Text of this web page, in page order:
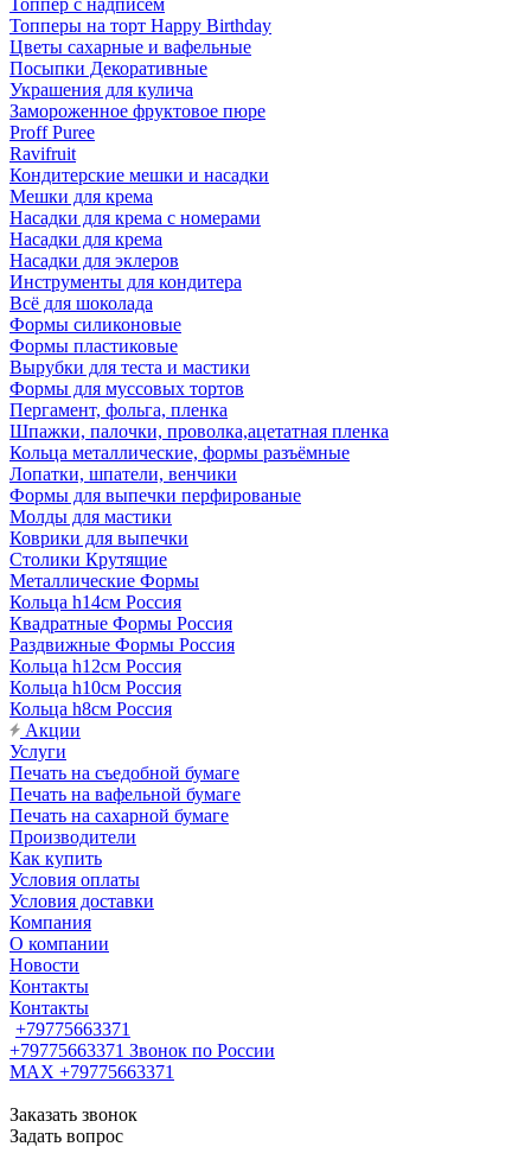
Топпер с надписем
Топперы на торт Happy Birthday
Цветы сахарные и вафельные
Посыпки Декоративные
Украшения для кулича
Замороженное фруктовое пюре
Proff Puree
Ravifruit
Кондитерские мешки и насадки
Мешки для крема
Насадки для крема с номерами
Насадки для крема
Насадки для эклеров
Инструменты для кондитера
Всё для шоколада
Формы силиконовые
Формы пластиковые
Вырубки для теста и мастики
Формы для муссовых тортов
Пергамент, фольга, пленка
Шпажки, палочки, проволка,ацетатная пленка
Кольца металлические, формы разъёмные
Лопатки, шпатели, венчики
Формы для выпечки перфированые
Молды для мастики
Коврики для выпечки
Столики Крутящие
Металлические Формы
Кольца h14см Россия
Квадратные Формы Россия
Раздвижные Формы Россия
Кольца h12см Россия
Кольца h10см Россия
Кольца h8см Россия
Акции
Услуги
Печать на съедобной бумаге
Печать на вафельной бумаге
Печать на сахарной бумаге
Производители
Как купить
Условия оплаты
Условия доставки
Компания
О компании
Новости
Контакты
Контакты
+79775663371
+79775663371 Звонок по России
MAX +79775663371
Заказать звонок
Задать вопрос